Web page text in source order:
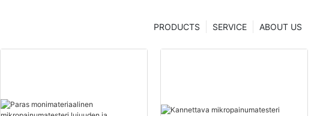
ABOUT US
SERVICE
PRODUCTS